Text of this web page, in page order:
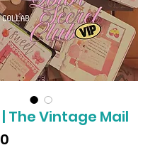
The Vintage Mail